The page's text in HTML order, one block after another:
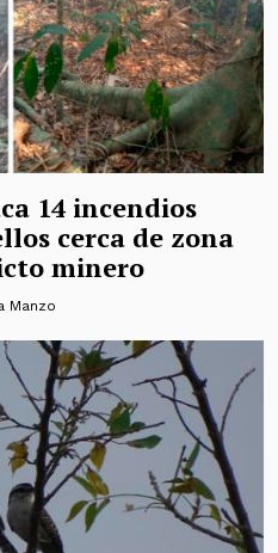
14 incendios
cerca de zona
minero
Manzo